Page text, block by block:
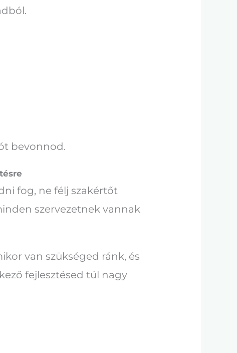
bevonnod.
fog, ne félj szakértőt
szervezetnek vannak
van szükséged ránk, és
fejlesztésed túl nagy